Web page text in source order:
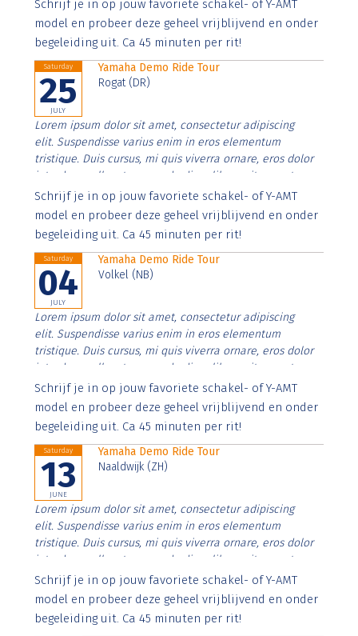
imperdiet. Nunc ut sem vitae risus tristique posuere.
Schrijf je in op jouw favoriete schakel- of Y-AMT
model en probeer deze geheel vrijblijvend en onder
begeleiding uit. Ca 45 minuten per rit!
Saturday
25
JULY
Yamaha Demo Ride Tour
Rogat (DR)
Lorem ipsum dolor sit amet, consectetur adipiscing
elit. Suspendisse varius enim in eros elementum
tristique. Duis cursus, mi quis viverra ornare, eros dolor
interdum nulla, ut commodo diam libero vitae erat.
Aenean faucibus nibh et justo cursus id rutrum lorem
imperdiet. Nunc ut sem vitae risus tristique posuere.
Schrijf je in op jouw favoriete schakel- of Y-AMT
model en probeer deze geheel vrijblijvend en onder
begeleiding uit. Ca 45 minuten per rit!
Saturday
04
JULY
Yamaha Demo Ride Tour
Volkel (NB)
Lorem ipsum dolor sit amet, consectetur adipiscing
elit. Suspendisse varius enim in eros elementum
tristique. Duis cursus, mi quis viverra ornare, eros dolor
interdum nulla, ut commodo diam libero vitae erat.
Aenean faucibus nibh et justo cursus id rutrum lorem
imperdiet. Nunc ut sem vitae risus tristique posuere.
Schrijf je in op jouw favoriete schakel- of Y-AMT
model en probeer deze geheel vrijblijvend en onder
begeleiding uit. Ca 45 minuten per rit!
Saturday
13
JUNE
Yamaha Demo Ride Tour
Naaldwijk (ZH)
Lorem ipsum dolor sit amet, consectetur adipiscing
elit. Suspendisse varius enim in eros elementum
tristique. Duis cursus, mi quis viverra ornare, eros dolor
interdum nulla, ut commodo diam libero vitae erat.
Aenean faucibus nibh et justo cursus id rutrum lorem
imperdiet. Nunc ut sem vitae risus tristique posuere.
Schrijf je in op jouw favoriete schakel- of Y-AMT
model en probeer deze geheel vrijblijvend en onder
begeleiding uit. Ca 45 minuten per rit!